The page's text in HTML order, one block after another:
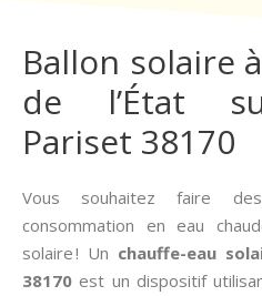
Ballon solaire
de l’État
Pariset 38170
Vous souhaitez faire
consommation en eau
solaire ! Un chauffe-eau
38170 est un dispositif